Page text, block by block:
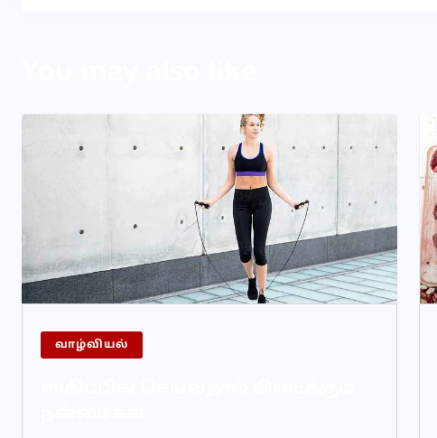
வாழ்வியல்